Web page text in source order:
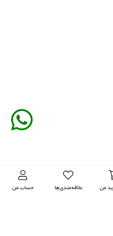
من علاقه‌مندی‌ها حساب من